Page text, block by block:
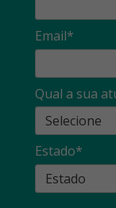
Email*
Qual a sua
Estado*